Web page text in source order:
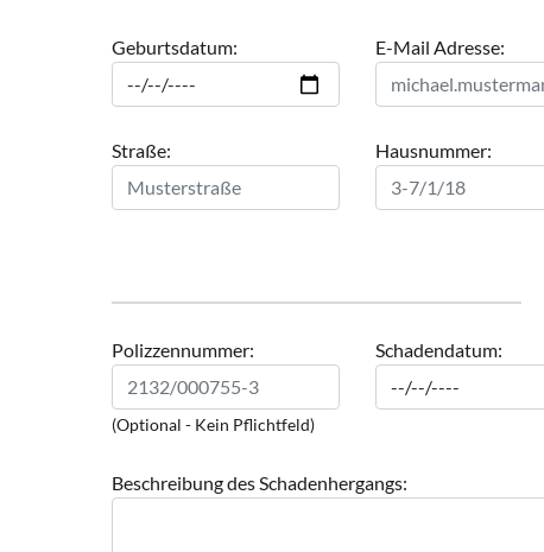
Geburtsdatum: E-Mail Adresse:
Straße: Hausnummer:
Polizzennummer:
(Optional - Kein Pflichtfeld)
Schadendatum:
Beschreibung des Schadenhergangs: